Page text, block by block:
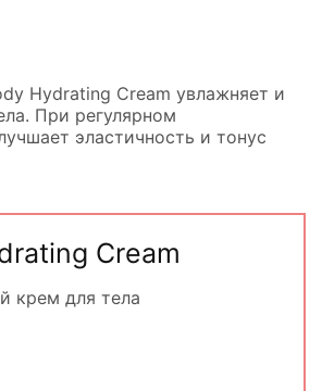
Hydrating Cream увлажняет и
При регулярном
эластичность и тонус
Cream
крем для тела